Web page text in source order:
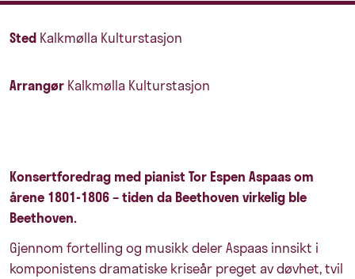
Sted Kalkmølla Kulturstasjon
Arrangør Kalkmølla Kulturstasjon
Konsertforedrag med pianist Tor Espen Aspaas om
årene 1801-1806 – tiden da Beethoven virkelig ble
Beethoven.
Gjennom fortelling og musikk deler Aspaas innsikt i
komponistens dramatiske kriseår preget av døvhet, tvil